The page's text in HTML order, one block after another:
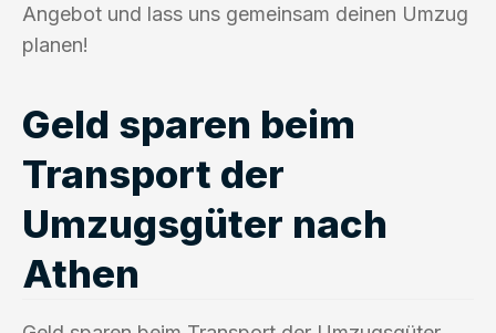
Angebot und lass uns gemeinsam deinen Umzug
planen!
Geld sparen beim
Transport der
Umzugsgüter nach
Athen